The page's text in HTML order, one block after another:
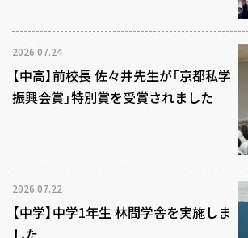
2026.07.24
【中高】前校長 佐々井先生が「京都私学
振興会賞」特別賞を受賞されました
2026.07.22
【中学】中学1年生 林間学舎を実施しま
した